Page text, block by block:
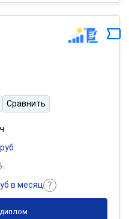
Сравнить
в месяц